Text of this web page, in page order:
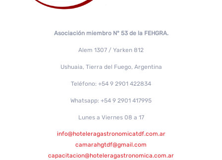
Asociación miembro N° 53 de la FEHGRA.
Alem 1307 / Yarken 812
Ushuaia, Tierra del Fuego, Argentina
Teléfono: +54 9 2901 422834
Whatsapp: +54 9 2901 417995
Lunes a Viernes 08 a 17
info@hoteleragastronomicatdf.com.ar
camarahgtdf@gmail.com
capacitacion@hoteleragastronomica.com.ar